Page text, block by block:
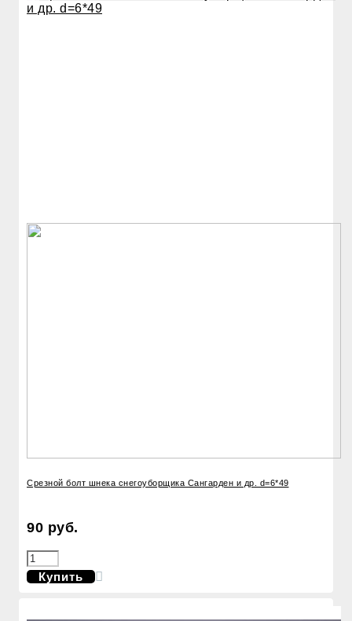
Срезной болт шнека снегоуборщика Сангарден и др. d=6*49
90 руб.
Купить